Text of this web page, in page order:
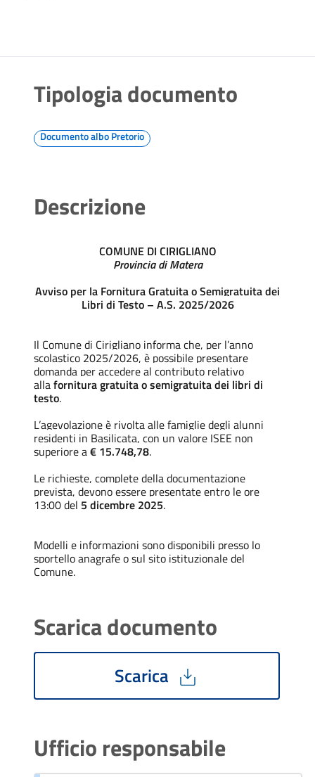
Tipologia documento
Documento albo Pretorio
Descrizione
COMUNE DI CIRIGLIANO
Provincia di Matera
Avviso per la Fornitura Gratuita o Semigratuita dei
Libri di Testo – A.S. 2025/2026
Il Comune di Cirigliano informa che, per l’anno
scolastico 2025/2026, è possibile presentare
domanda per accedere al contributo relativo
allafornitura gratuita o semigratuita dei libri di
testo.
L’agevolazione è rivolta alle famiglie degli alunni
residenti in Basilicata, con un valore ISEE non
superiore a€ 15.748,78.
Le richieste, complete della documentazione
prevista, devono essere presentate entro le ore
13:00 del 5 dicembre 2025.
Modelli e informazioni sono disponibili presso lo
sportello anagrafe o sul sito istituzionale del
Comune.
Scarica documento
Scarica
Ufficio responsabile